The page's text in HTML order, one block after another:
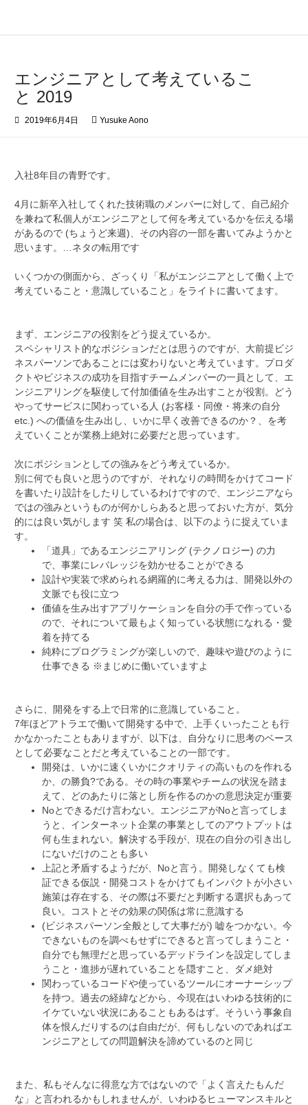
エンジニアとして考えているこ
と 2019
2019年6月4日 Yusuke Aono
入社8年目の青野です。
4月に新卒入社してくれた技術職のメンバーに対して、自己紹介
を兼ねて私個人がエンジニアとして何を考えているかを伝える場
があるので (ちょうど来週)、その内容の一部を書いてみようかと
思います。…ネタの転用です
いくつかの側面から、ざっくり「私がエンジニアとして働く上で
考えていること・意識していること」をライトに書いてます。
まず、エンジニアの役割をどう捉えているか。
スペシャリスト的なポジションだとは思うのですが、大前提ビジ
ネスパーソンであることには変わりないと考えています。プロダ
クトやビジネスの成功を目指すチームメンバーの一員として、エ
ンジニアリングを駆使して付加価値を生み出すことが役割。どう
やってサービスに関わっている人 (お客様・同僚・将来の自分
etc.) への価値を生み出し、いかに早く改善できるのか？、を考
えていくことが業務上絶対に必要だと思っています。
次にポジションとしての強みをどう考えているか。
別に何でも良いと思うのですが、それなりの時間をかけてコード
を書いたり設計をしたりしているわけですので、エンジニアなら
ではの強みというものが何かしらあると思っておいた方が、気分
的には良い気がします 笑 私の場合は、以下のように捉えていま
す。
「道具」であるエンジニアリング (テクノロジー) の力
で、事業にレバレッジを効かせることができる
設計や実装で求められる網羅的に考える力は、開発以外の
文脈でも役に立つ
価値を生み出すアプリケーションを自分の手で作っている
ので、それについて最もよく知っている状態になれる・愛
着を持てる
純粋にプログラミングが楽しいので、趣味や遊びのように
仕事できる ※まじめに働いていますよ
さらに、開発をする上で日常的に意識していること。
7年ほどアトラエで働いて開発する中で、上手くいったことも行
かなかったこともありますが、以下は、自分なりに思考のベース
として必要なことだと考えていることの一部です。
開発は、いかに速くいかにクオリティの高いものを作れる
か、の勝負?である。その時の事業やチームの状況を踏ま
えて、どのあたりに落とし所を作るのかの意思決定が重要
Noとできるだけ言わない。エンジニアがNoと言ってしま
うと、インターネット企業の事業としてのアウトプットは
何も生まれない。解決する手段が、現在の自分の引き出し
にないだけのことも多い
上記と矛盾するようだが、Noと言う。開発しなくても検
証できる仮説・開発コストをかけてもインパクトが小さい
施策は存在する、その際は不要だと判断する選択もあって
良い。コストとその効果の関係は常に意識する
(ビジネスパーソン全般として大事だが) 嘘をつかない。今
できないものを調べもせずにできると言ってしまうこと・
自分でも無理だと思っているデッドラインを設定してしま
うこと・進捗が遅れていることを隠すこと、ダメ絶対
関わっているコードや使っているツールにオーナーシップ
を持つ。過去の経緯などから、今現在はいわゆる技術的に
イケていない状況にあることもあるはず。そういう事象自
体を恨んだりするのは自由だが、何もしないのであればエ
ンジニアとしての問題解決を諦めているのと同じ
また、私もそんなに得意な方ではないので「よく言えたもんだ
な」と言われるかもしれませんが、いわゆるヒューマンスキルと